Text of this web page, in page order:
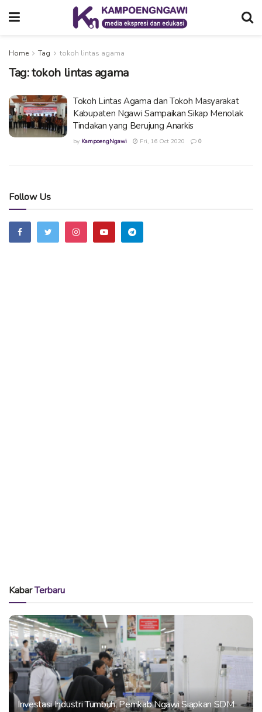
Home Tag tokoh lintas agama
Tag:tokoh lintas agama
Tokoh Lintas Agama dan Tokoh Masyarakat
Kabupaten Ngawi Sampaikan Sikap Menolak
Tindakan yang Berujung Anarkis
by KampoengNgawi Fri, 16 Oct 2020 0
Follow Us
KabarTerbaru
Investasi Industri Tumbuh, Pemkab Ngawi Siapkan SDM